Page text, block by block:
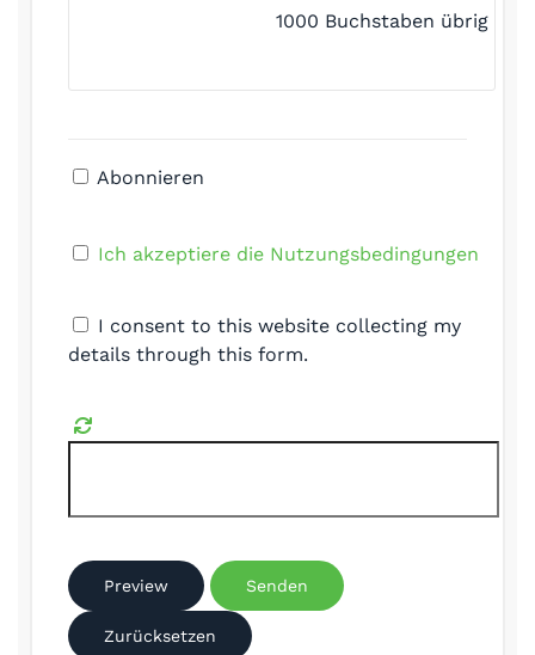
1000 Buchstaben übrig
Abonnieren
Ich akzeptiere die Nutzungsbedingungen
I consent to this website collecting my
details through this form.
Preview Senden
Zurücksetzen